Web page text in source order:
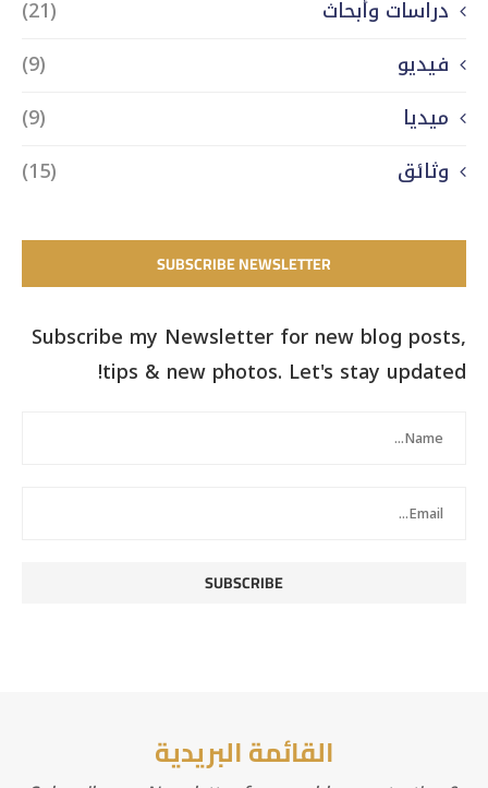
دراسات وأبحاث
(21)
فيديو
(9)
ميديا
(9)
وثائق
(15)
SUBSCRIBE NEWSLETTER
Subscribe my Newsletter for new blog posts,
tips & new photos. Let's stay updated!
القائمة البريدية